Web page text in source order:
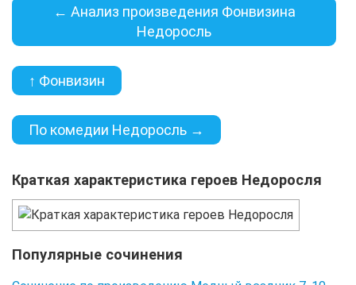
← Анализ произведения Фонвизина
Недоросль
↑ Фонвизин
По комедии Недоросль →
Краткая характеристика героев Недоросля
Популярные сочинения